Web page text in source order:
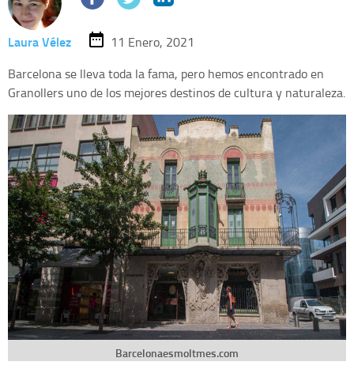
Laura Vélez
11 Enero, 2021
Barcelona se lleva toda la fama, pero hemos encontrado en
Granollers uno de los mejores destinos de cultura y naturaleza.
Barcelonaesmoltmes.com